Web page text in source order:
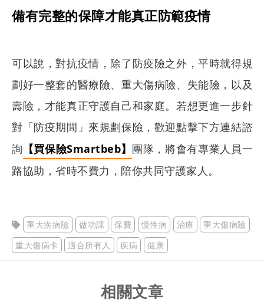
備有完整的保障才能真正防範疫情
可以說，對抗疫情，除了防疫險之外，平時就得規
劃好一整套的醫療險、重大傷病險、失能險，以及
壽險，才能真正守護自己和家庭。若想更進一步針
對「防疫期間」來規劃保險，歡迎點擊下方連結諮
詢 【買保險Smartbeb】 團隊，將會有專業人員一
路協助，省時不費力，陪你共同守護家人。
重大疾病險 做功課 保費 慢性病 治療
重大傷病險
重大傷病卡
適合所有人 疾病 健康
相關文章